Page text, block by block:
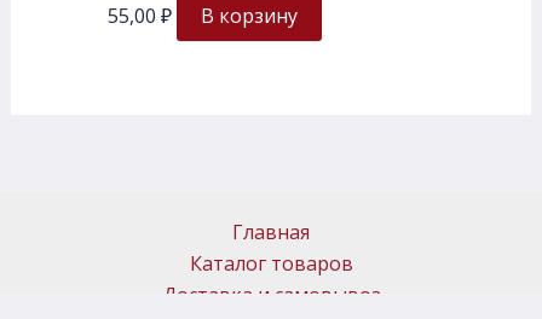
55,00 ₽ В корзину
Главная
Каталог товаров
Доставка и самовывоз